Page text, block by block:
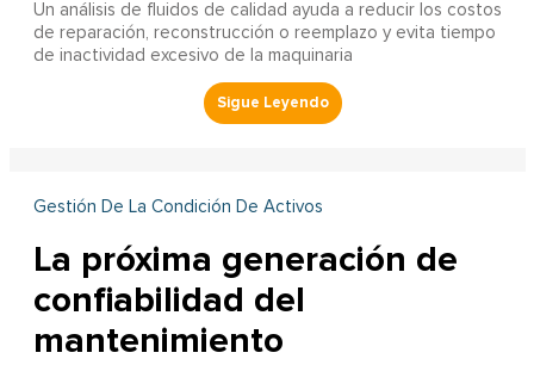
Un análisis de fluidos de calidad ayuda a reducir los costos
de reparación, reconstrucción o reemplazo y evita tiempo
de inactividad excesivo de la maquinaria
Gestión De La Condición De Activos
La próxima generación de
confiabilidad del
mantenimiento